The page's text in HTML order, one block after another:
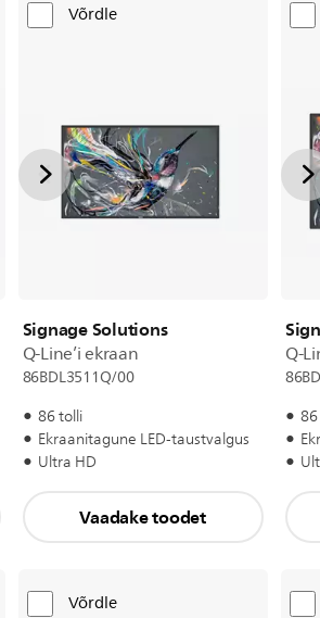
Võrdle
Signage Solutions
Q-Line’i ekraan
86BDL3511Q/00
86 tolli
Ekraanitagune LED-taustvalgus
Ultra HD
Vaadake toodet
Q-
Võrdle